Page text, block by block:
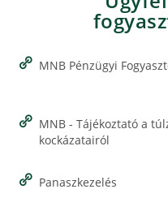
MNB Pénzügyi
MNB - Tájékoztató a
kockázatairól
Panaszkezelés